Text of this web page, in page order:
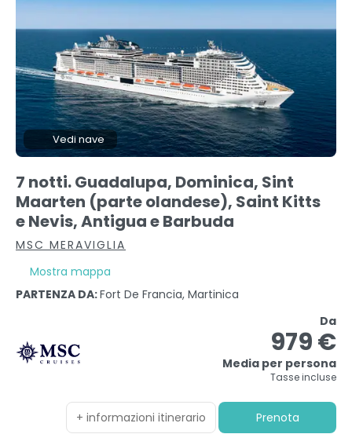
Vedi nave
7 notti. Guadalupa, Dominica, Sint
Maarten (parte olandese), Saint Kitts
e Nevis, Antigua e Barbuda
MSC MERAVIGLIA
Mostra mappa
PARTENZA DA:Fort De Francia, Martinica
Da
979 €
Media per persona
Tasse incluse
+ informazioni itinerario Prenota